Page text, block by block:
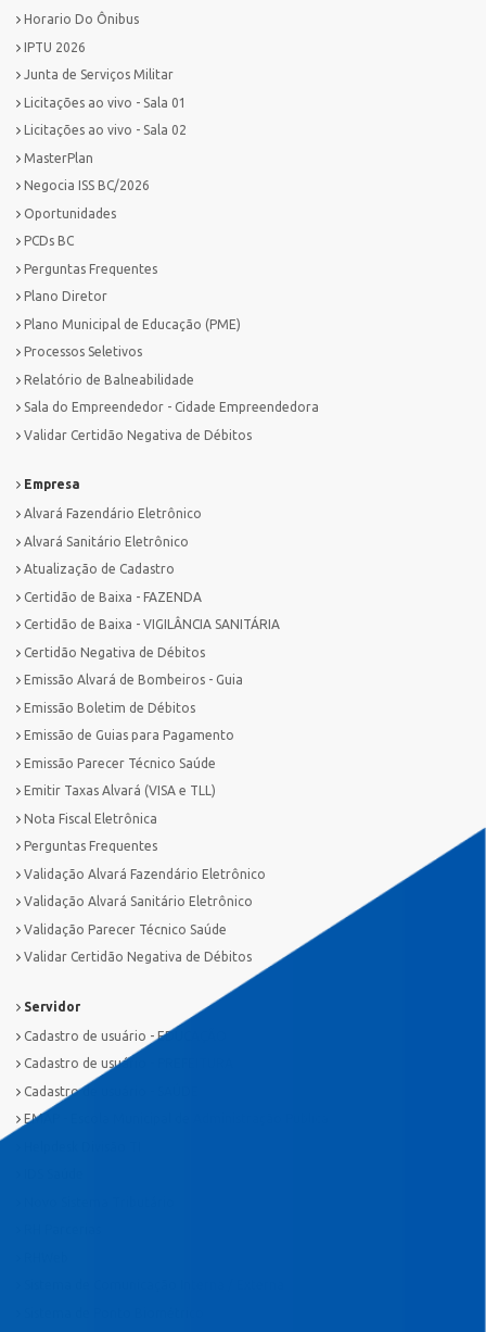
Horario Do Ônibus
IPTU 2026
Junta de Serviços Militar
Licitações ao vivo - Sala 01
Licitações ao vivo - Sala 02
MasterPlan
Negocia ISS BC/2026
Oportunidades
PCDs BC
Perguntas Frequentes
Plano Diretor
Plano Municipal de Educação (PME)
Processos Seletivos
Relatório de Balneabilidade
Sala do Empreendedor - Cidade Empreendedora
Validar Certidão Negativa de Débitos
Empresa
Alvará Fazendário Eletrônico
Alvará Sanitário Eletrônico
Atualização de Cadastro
Certidão de Baixa - FAZENDA
Certidão de Baixa - VIGILÂNCIA SANITÁRIA
Certidão Negativa de Débitos
Emissão Alvará de Bombeiros - Guia
Emissão Boletim de Débitos
Emissão de Guias para Pagamento
Emissão Parecer Técnico Saúde
Emitir Taxas Alvará (VISA e TLL)
Nota Fiscal Eletrônica
Perguntas Frequentes
Validação Alvará Fazendário Eletrônico
Validação Alvará Sanitário Eletrônico
Validação Parecer Técnico Saúde
Validar Certidão Negativa de Débitos
Servidor
Cadastro de usuário - EDUCAÇÃO
Cadastro de usuário - PREFEITURA
Cadastro de usuário - SAÚDE
EMAP - Escola Municipal de Administração Pública